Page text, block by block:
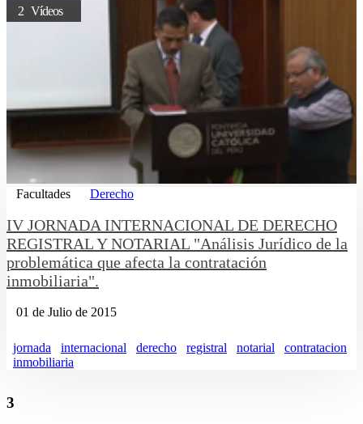
2 Vídeos
Facultades Derecho
IV JORNADA INTERNACIONAL DE DERECHO
REGISTRAL Y NOTARIAL "Análisis Jurídico de la
problemática que afecta la contratación
inmobiliaria".
01 de Julio de 2015
jornada internacional derecho registral notarial
contratacion
inmobiliaria
3